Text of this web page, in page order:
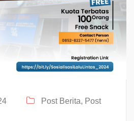
Post Berita, Post